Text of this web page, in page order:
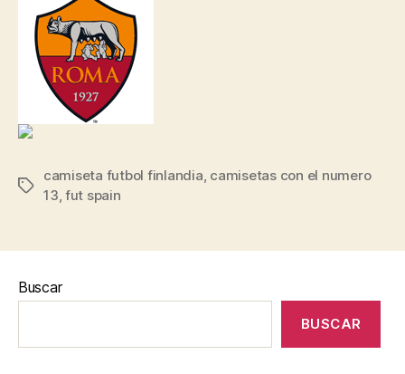
Etiquetas
camiseta futbol finlandia, camisetas con el numero
13, fut spain
Buscar
BUSCAR